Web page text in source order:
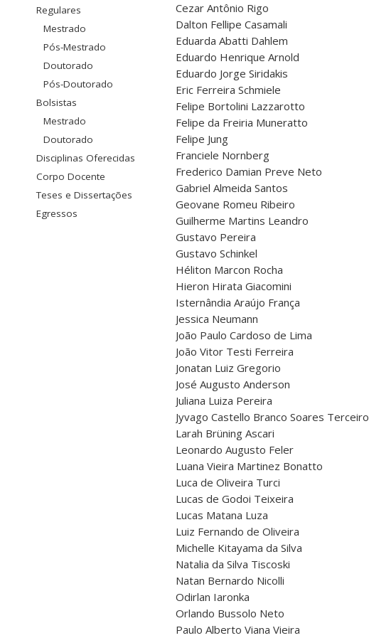
Regulares
Mestrado
Pós-Mestrado
Doutorado
Pós-Doutorado
Bolsistas
Mestrado
Doutorado
Disciplinas Oferecidas
Corpo Docente
Teses e Dissertações
Egressos
Cezar Antônio Rigo
Dalton Fellipe Casamali
Eduarda Abatti Dahlem
Eduardo Henrique Arnold
Eduardo Jorge Siridakis
Eric Ferreira Schmiele
Felipe Bortolini Lazzarotto
Felipe da Freiria Muneratto
Felipe Jung
Franciele Nornberg
Frederico Damian Preve Neto
Gabriel Almeida Santos
Geovane Romeu Ribeiro
Guilherme Martins Leandro
Gustavo Pereira
Gustavo Schinkel
Héliton Marcon Rocha
Hieron Hirata Giacomini
Isternândia Araújo França
Jessica Neumann
João Paulo Cardoso de Lima
João Vitor Testi Ferreira
Jonatan Luiz Gregorio
José Augusto Anderson
Juliana Luiza Pereira
Jyvago Castello Branco Soares Terceiro
Larah Brüning Ascari
Leonardo Augusto Feler
Luana Vieira Martinez Bonatto
Luca de Oliveira Turci
Lucas de Godoi Teixeira
Lucas Matana Luza
Luiz Fernando de Oliveira
Michelle Kitayama da Silva
Natalia da Silva Tiscoski
Natan Bernardo Nicolli
Odirlan Iaronka
Orlando Bussolo Neto
Paulo Alberto Viana Vieira